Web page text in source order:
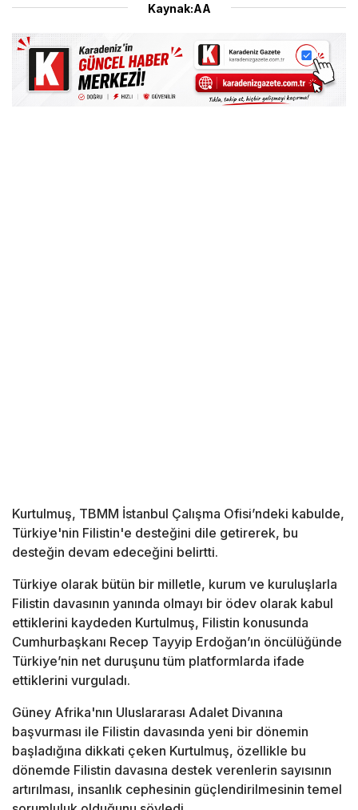
Kaynak:AA
Kurtulmuş, TBMM İstanbul Çalışma Ofisi’ndeki kabulde,
Türkiye'nin Filistin'e desteğini dile getirerek, bu
desteğin devam edeceğini belirtti.
Türkiye olarak bütün bir milletle, kurum ve kuruluşlarla
Filistin davasının yanında olmayı bir ödev olarak kabul
ettiklerini kaydeden Kurtulmuş, Filistin konusunda
Cumhurbaşkanı Recep Tayyip Erdoğan’ın öncülüğünde
Türkiye’nin net duruşunu tüm platformlarda ifade
ettiklerini vurguladı.
Güney Afrika'nın Uluslararası Adalet Divanına
başvurması ile Filistin davasında yeni bir dönemin
başladığına dikkati çeken Kurtulmuş, özellikle bu
dönemde Filistin davasına destek verenlerin sayısının
artırılması, insanlık cephesinin güçlendirilmesinin temel